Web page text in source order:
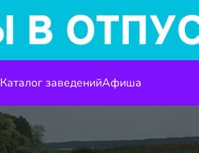
Каталог заведенийАфиша